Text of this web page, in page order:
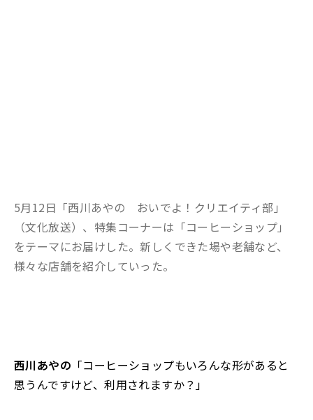
5月12日「西川あやの おいでよ！クリエイティ部」
（文化放送）、特集コーナーは「コーヒーショップ」
をテーマにお届けした。新しくできた場や老舗など、
様々な店舗を紹介していった。
西川あやの 「コーヒーショップもいろんな形があると
思うんですけど、利用されますか？」